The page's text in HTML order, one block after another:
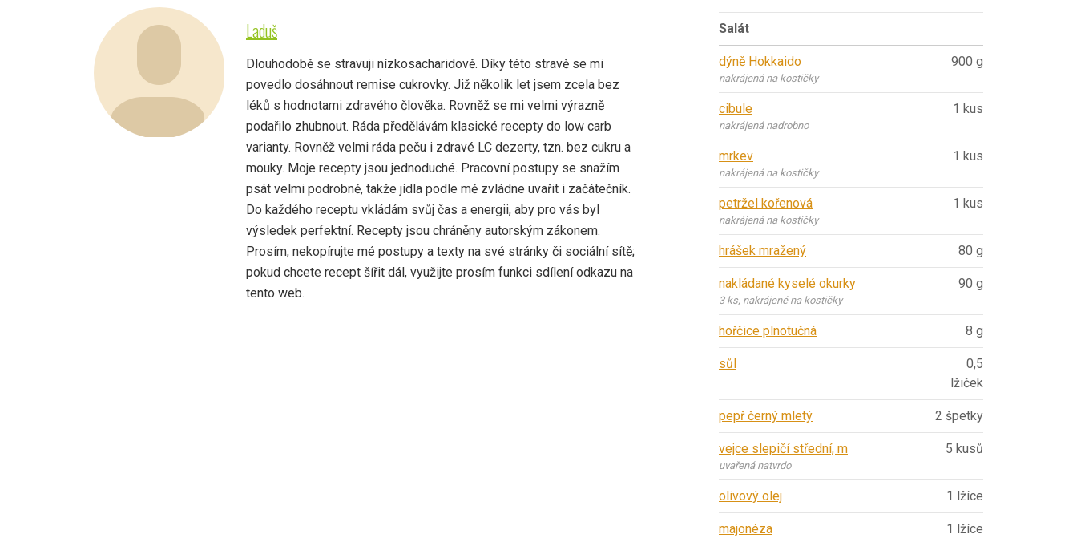
Laduš
Dlouhodobě se stravuji nízkosacharidově. Díky této stravě se mi
povedlo dosáhnout remise cukrovky. Již několik let jsem zcela bez
léků s hodnotami zdravého člověka. Rovněž se mi velmi výrazně
podařilo zhubnout. Ráda předělávám klasické recepty do low carb
varianty. Rovněž velmi ráda peču i zdravé LC dezerty, tzn. bez cukru a
mouky. Moje recepty jsou jednoduché. Pracovní postupy se snažím
psát velmi podrobně, takže jídla podle mě zvládne uvařit i začátečník.
Do každého receptu vkládám svůj čas a energii, aby pro vás byl
výsledek perfektní. Recepty jsou chráněny autorským zákonem.
Prosím, nekopírujte mé postupy a texty na své stránky či sociální sítě;
pokud chcete recept šířit dál, využijte prosím funkci sdílení odkazu na
tento web.
Salát
dýně Hokkaido
nakrájená na kostičky
900 g
cibule
nakrájená nadrobno
1 kus
mrkev
nakrájená na kostičky
1 kus
petržel kořenová
nakrájená na kostičky
1 kus
hrášek mražený 80 g
nakládané kyselé okurky
3 ks, nakrájené na kostičky
90 g
hořčice plnotučná 8 g
sůl
0,5
lžiček
pepř černý mletý 2 špetky
vejce slepičí střední, m
uvařená natvrdo
5 kusů
olivový olej 1 lžíce
majonéza 1 lžíce